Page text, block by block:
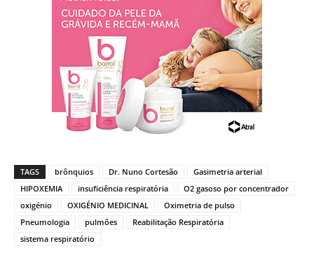
TAGS brônquios Dr. Nuno Cortesão
Gasimetria arterial
HIPOXEMIA
insuficiência respiratória
O2 gasoso por concentrador
oxigénio
OXIGÉNIO MEDICINAL
Oximetria de pulso
Pneumologia
pulmões
Reabilitação Respiratória
sistema respiratório